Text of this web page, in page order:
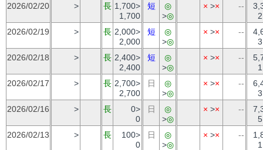
2026/02/20
> 長 1,700>
1,700
短
◎
>◎
× >× --
2026/02/19
> 長 2,000>
2,000
短
◎
>◎
× >× --
2026/02/18
> 長 2,400>
2,400
短
◎
>◎
× >× --
2026/02/17
> 長 2,700>
2,700
日
◎
>◎
× >× --
2026/02/16
> 長
0>
0
日
◎
>◎
× >× --
2026/02/13
> 長
100>
0
日
◎
>◎
× >× --